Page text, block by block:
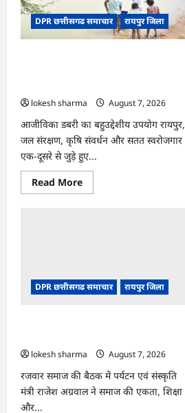
माँ
के
नाम’
अभियान
DPR छत्तीसगढ समाचार रायपुर जिला
lokesh sharma
August 7, 2026
आजीविका डबरी का बहुउद्देशीय उपयोग रायपुर,
जल संरक्षण, कृषि संवर्धन और सतत स्वरोजगार
एक-दूसरे से जुड़े हुए...
Read MoreRead
more
:
धमतरी
के
आर्थिक
का
नया
आधार
DPR छत्तीसगढ समाचार रायपुर जिला
lokesh sharma
August 7, 2026
रजवार समाज की बैठक में पर्यटन एवं संस्कृति
मंत्री राजेश अग्रवाल ने समाज की एकता, शिक्षा
और...